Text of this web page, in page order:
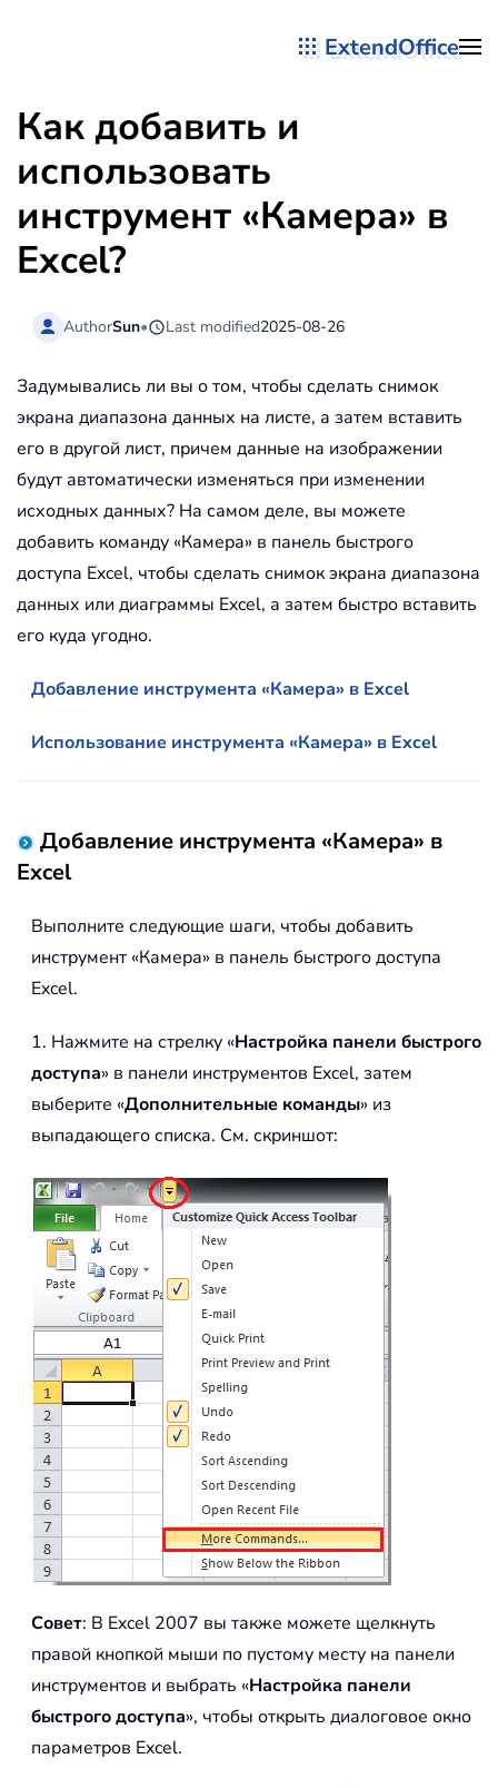
ExtendOffice
Как добавить и
использовать
инструмент «Камера» в
Excel?
AuthorSun• Last modified2025-08-26
Задумывались ли вы о том, чтобы сделать снимок
экрана диапазона данных на листе, а затем вставить
его в другой лист, причем данные на изображении
будут автоматически изменяться при изменении
исходных данных? На самом деле, вы можете
добавить команду «Камера» в панель быстрого
доступа Excel, чтобы сделать снимок экрана диапазона
данных или диаграммы Excel, а затем быстро вставить
его куда угодно.
Добавление инструмента «Камера» в Excel
Использование инструмента «Камера» в Excel
Добавление инструмента «Камера» в
Excel
Выполните следующие шаги, чтобы добавить
инструмент «Камера» в панель быстрого доступа
Excel.
1. Нажмите на стрелку «Настройка панели быстрого
доступа» в панели инструментов Excel, затем
выберите «Дополнительные команды» из
выпадающего списка. См. скриншот:
Совет: В Excel 2007 вы также можете щелкнуть
правой кнопкой мыши по пустому месту на панели
инструментов и выбрать «Настройка панели
быстрого доступа», чтобы открыть диалоговое окно
параметров Excel.